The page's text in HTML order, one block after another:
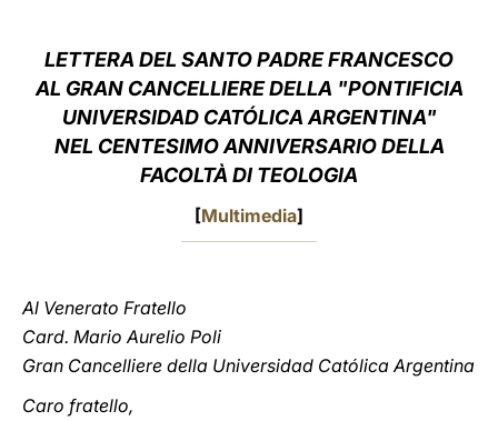
中文
LATINE
LETTERA DEL SANTO PADRE FRANCESCO
AL GRAN CANCELLIERE DELLA "PONTIFICIA
UNIVERSIDAD CATÓLICA ARGENTINA"
NEL CENTESIMO ANNIVERSARIO DELLA
FACOLTÀ DI TEOLOGIA
[Multimedia]
Al Venerato Fratello
Card. Mario Aurelio Poli
Gran Cancelliere della Universidad Católica Argentina
Caro fratello,